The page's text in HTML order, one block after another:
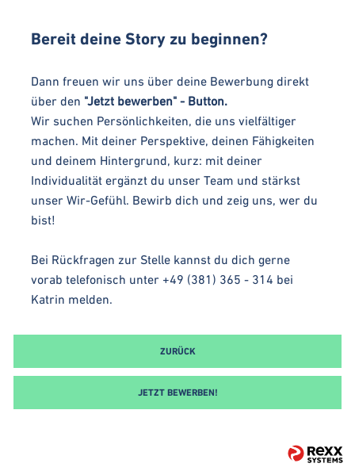
Bereit deine Story zu beginnen?
Dann freuen wir uns über deine Bewerbung direkt
über den "Jetzt bewerben" - Button.
Wir suchen Persönlichkeiten, die uns vielfältiger
machen. Mit deiner Perspektive, deinen Fähigkeiten
und deinem Hintergrund, kurz: mit deiner
Individualität ergänzt du unser Team und stärkst
unser Wir-Gefühl. Bewirb dich und zeig uns, wer du
bist!
Bei Rückfragen zur Stelle kannst du dich gerne
vorab telefonisch unter +49 (381) 365 - 314 bei
Katrin melden.
ZURÜCK
JETZT BEWERBEN!